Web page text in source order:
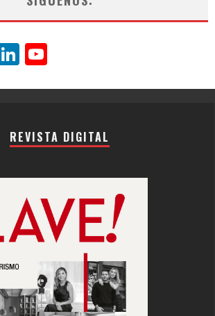
LinkedIn
REVISTA DIGITAL